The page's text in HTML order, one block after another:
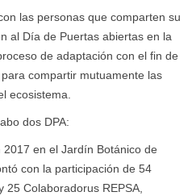
las personas que comparten su
al Día de Puertas abiertas en la
de adaptación con el fin de
compartir mutuamente las
ecosistema.
dos DPA:
en el Jardín Botánico de
con la participación de 54
25 Colaboradorus REPSA,